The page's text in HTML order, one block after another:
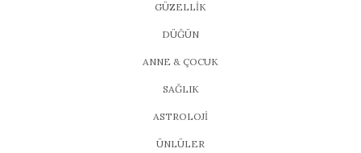
GÜZELLİK
DÜĞÜN
ANNE & ÇOCUK
SAĞLIK
ASTROLOJİ
ÜNLÜLER